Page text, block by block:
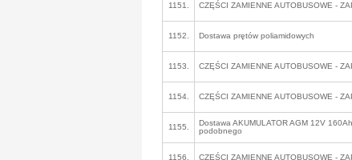
1151. CZĘŚCI ZAMIENNE AUTOBUSOWE -
1152. Dostawa prętów poliamidowych
1153. CZĘŚCI ZAMIENNE AUTOBUSOWE -
1154. CZĘŚCI ZAMIENNE AUTOBUSOWE -
1155.
Dostawa AKUMULATOR AGM 12V
podobnego
1156. CZĘŚCI ZAMIENNE AUTOBUSOWE -